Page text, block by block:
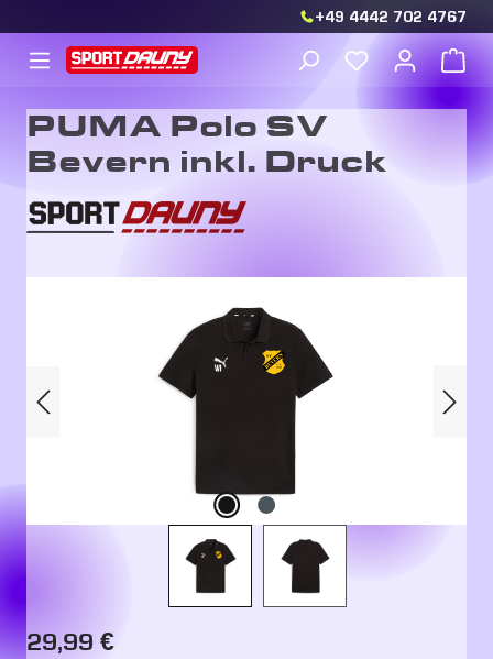
+49 4442 702 4767
Du hast 0
PUMA Polo SV
Bevern inkl. Druck
Regulärer Preis:
29,99 €